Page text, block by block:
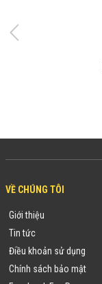
VỀ CHÚNG TÔI
Giới thiệu
Tin tức
Điều khoản sử dụng
Chính sách bảo mật